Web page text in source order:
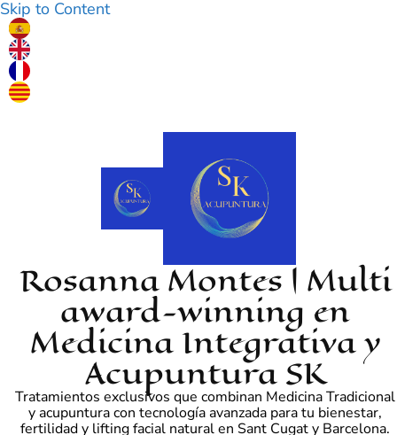
Skip to Content
Rosanna Montes | Multi
award-winning en
Medicina Integrativa y
Acupuntura SK
Tratamientos exclusivos que combinan Medicina Tradicional
y acupuntura con tecnología avanzada para tu bienestar,
fertilidad y lifting facial natural en Sant Cugat y Barcelona.